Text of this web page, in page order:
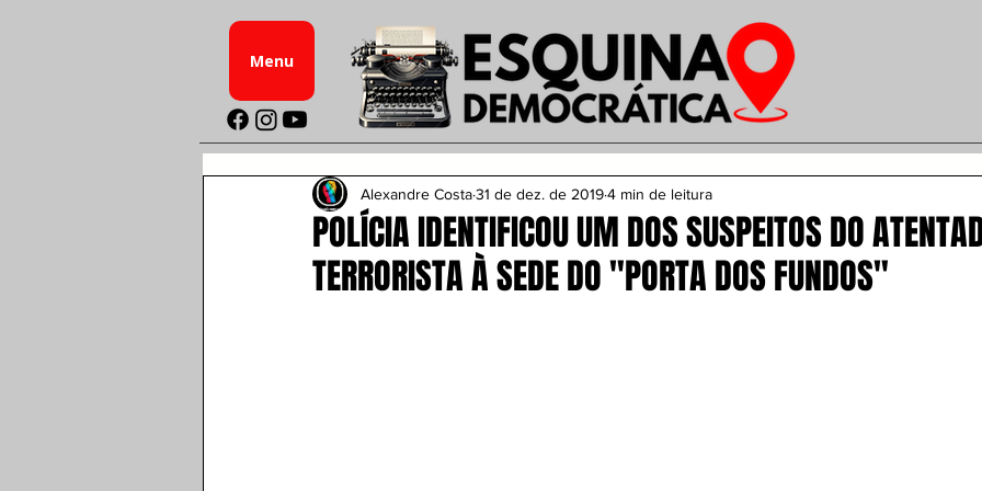
Menu
POLÍCIA IDENTIFICOU UM DOS SUSPEITOS DO
TERRORISTA À SEDE DO "PORTA DOS FUNDOS"
Alexandre Costa31 de dez. de 20194 min de leitura